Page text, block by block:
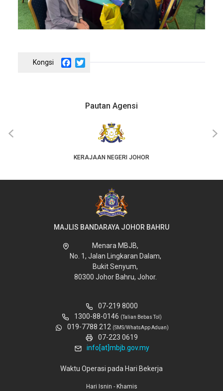
Facebook
Pautan Agensi
KERAJAAN NEGERI JOHOR
‹ ›
MAJLIS BANDARAYA JOHOR BAHRU
Menara MBJB,
No. 1, Jalan Lingkaran Dalam,
Bukit Senyum,
80300 Johor Bahru, Johor.
07-219 8000
1300-88-0146 (Talian Bebas Tol)
019-7788 212 (SMS/WhatsApp Aduan)
07-223 0619
info[at]mbjb.gov.my
Waktu Operasi pada Hari Bekerja
Hari Isnin - Khamis